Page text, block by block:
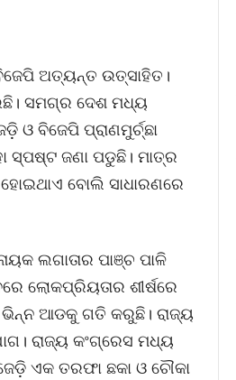
ଅତ୍ୟନ୍ତ ଉତ୍ସାହିତ।
ସମଗ୍ର ଦେଶ ମଧ୍ୟ
ଓ ବିଜେପି ପ୍ରାଣମୁର୍ଚ୍ଛା
ଜଣା ପଡୁଛି। ମାତ୍ର
ବୋଲି ସାଧାରଣରେ
ଲଗାତାର ପାଞ୍ଚ ପାଳି
ଲୋକପ୍ରିୟତାର ଶୀର୍ଷରେ
ଭିନ୍ନ ଆଡକୁ ଗତି କରୁଛି। ରାଜ୍ୟ
ରାଜ୍ୟ କଂଗ୍ରେସ ମଧ୍ୟ
ଏକ ତରଫା ଛକା ଓ ଚୌକା